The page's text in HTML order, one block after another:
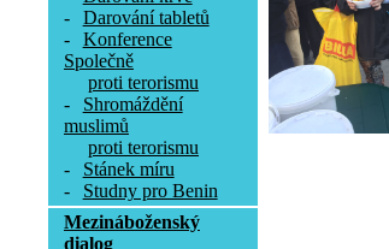
-
Darování tabletů
-
Konference
Společně
proti terorismu
-
Shromáždění
muslimů
proti terorismu
-
Stánek míru
-
Studny pro Benin
Mezináboženský
dialog